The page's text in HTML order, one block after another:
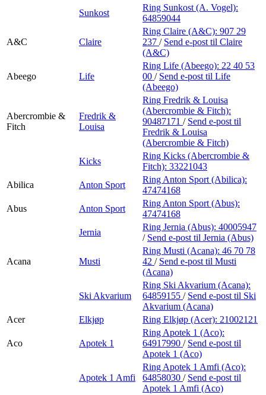
Personal ShopperSunkost
Ring Sunkost (A. Vogel):
64859044
A&C Claire
Ring Claire (A&C): 907 29
237 / Send e-post til Claire
(A&C)
Abeego Life
Ring Life (Abeego): 22 40 53
00 / Send e-post til Life
(Abeego)
Abercrombie &
Fitch
Fredrik &
Louisa
Ring Fredrik & Louisa
(Abercrombie & Fitch):
90487171 / Send e-post til
Fredrik & Louisa
(Abercrombie & Fitch)
Kicks
Ring Kicks (Abercrombie &
Fitch): 33221043
Abilica
Anton Sport
Ring Anton Sport (Abilica):
47474168
Abus
Anton Sport
Ring Anton Sport (Abus):
47474168
Jernia
Ring Jernia (Abus): 40005947
/ Send e-post til Jernia (Abus)
Acana Musti
Ring Musti (Acana): 46 70 78
42 / Send e-post til Musti
(Acana)
Ski Akvarium
Ring Ski Akvarium (Acana):
64859155 / Send e-post til Ski
Akvarium (Acana)
Acer
Elkjøp Ring Elkjøp (Acer): 21002121
Aco Apotek 1
Ring Apotek 1 (Aco):
64917990 / Send e-post til
Apotek 1 (Aco)
Apotek 1 Amfi
Ring Apotek 1 Amfi (Aco):
64858030 / Send e-post til
Apotek 1 Amfi (Aco)